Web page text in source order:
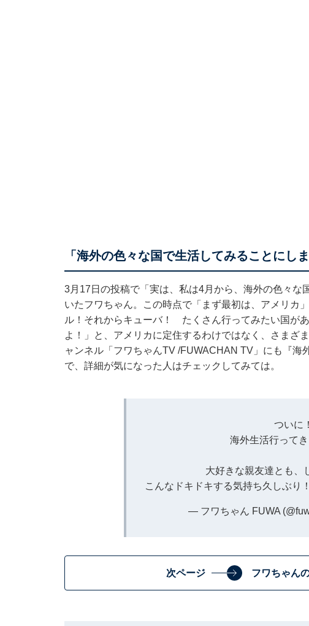
「海外の色々な国で生活してみることにしま
3月17日の投稿で「実は、私は4月から、海外の色々な
いたフワちゃん。この時点で「まず最初は、アメリカ
ル！それからキューバ！ たくさん行ってみたい国が
よ！」と、アメリカに定住するわけではなく、さまざ
ャンネル「フワちゃんTV /FUWACHAN TV」にも『海
で、詳細が気になった人はチェックしてみては。
ついに！
海外生活行って
大好きな親友達とも、
こんなドキドキする気持ち久しぶり！
— フワちゃん FUWA
次ページ フワちゃん